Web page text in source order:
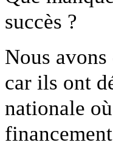
succès ?
Nous
car ils ont
nationale